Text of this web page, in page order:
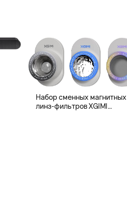
Набор сменных магнитных
линз-фильтров XGIMI